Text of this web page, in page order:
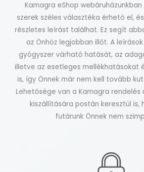
Kamagra eShop
szerek széles választéka érhető el,
részletes leírást találhat. Ez segít
az Önhöz legjobban illőt. A
gyógyszer várható hatását, az
illetve az esetleges mellékhatásokat
is, így Önnek már nem kell tovább
Lehetősége van a Kamagra
kiszállítására postán keresztül is,
futárunk Önnek nem